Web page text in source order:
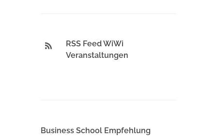
RSS Feed WiWi
Veranstaltungen
Business School Empfehlung